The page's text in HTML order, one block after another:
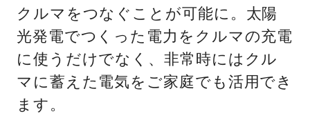
クルマをつなぐことが可能に。太陽
光発電でつくった電力をクルマの充電
に使うだけでなく、非常時にはクル
マに蓄えた電気をご家庭でも活用でき
ます。